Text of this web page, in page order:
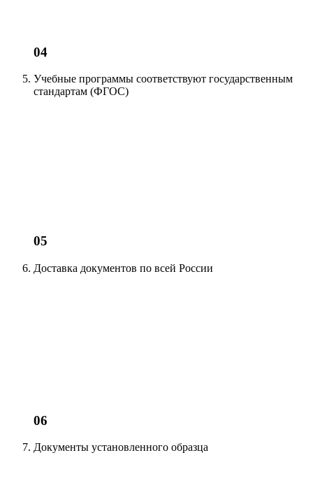
04
Учебные программы соответствуют государственным
стандартам (ФГОС)
05
Доставка документов по всей России
06
Документы установленного образца